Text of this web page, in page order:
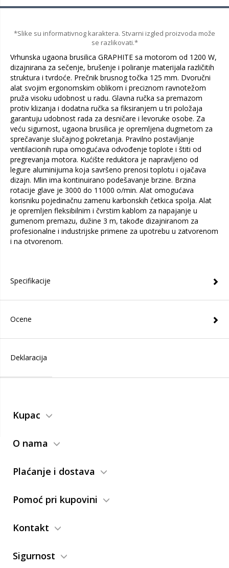
*Slike su informativnog karaktera. Stvarni izgled proizvoda može
se razlikovati.*
Vrhunska ugaona brusilica GRAPHITE sa motorom od 1200 W,
dizajnirana za sečenje, brušenje i poliranje materijala različitih
struktura i tvrdoće. Prečnik brusnog točka 125 mm. Dvoručni
alat svojim ergonomskim oblikom i preciznom ravnotežom
pruža visoku udobnost u radu. Glavna ručka sa premazom
protiv klizanja i dodatna ručka sa fiksiranjem u tri položaja
garantuju udobnost rada za desničare i levoruke osobe. Za
veću sigurnost, ugaona brusilica je opremljena dugmetom za
sprečavanje slučajnog pokretanja. Pravilno postavljanje
ventilacionih rupa omogućava odvođenje toplote i štiti od
pregrevanja motora. Kućište reduktora je napravljeno od
legure aluminijuma koja savršeno prenosi toplotu i ojačava
dizajn. Mlin ima kontinuirano podešavanje brzine. Brzina
rotacije glave je 3000 do 11000 o/min. Alat omogućava
korisniku pojedinačnu zamenu karbonskih četkica spolja. Alat
je opremljen fleksibilnim i čvrstim kablom za napajanje u
gumenom premazu, dužine 3 m, takođe dizajniranom za
profesionalne i industrijske primene za upotrebu u zatvorenom
i na otvorenom.
Specifikacije
Ocene
Deklaracija
Kupac
O nama
Plaćanje i dostava
Pomoć pri kupovini
Kontakt
Sigurnost